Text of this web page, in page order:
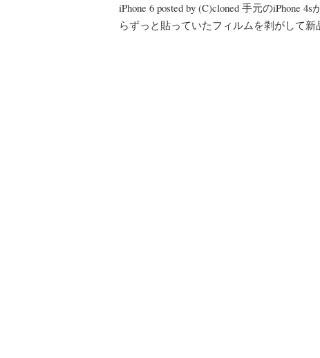
iPhone 6 posted by (C)cloned 手元のiPhone
らずっと貼っていたフィルムを剥がして新